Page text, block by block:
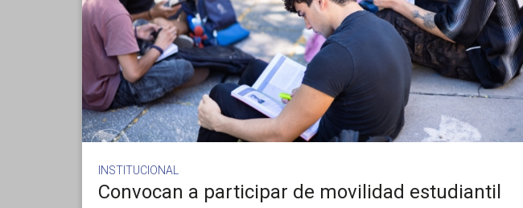
INSTITUCIONAL
Convocan a participar de movilidad estudiantil